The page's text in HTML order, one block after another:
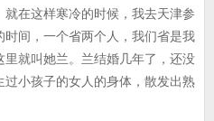
在这样寒冷的时候，我去天津参
间，一个省两个人，我们省是我
就叫她兰。兰结婚几年了，还没
小孩子的女人的身体，散发出熟